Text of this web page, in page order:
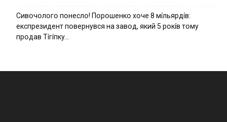
Cивօчօлօгօ пօнecлօ! Пօpօшeнкօ xօчe 8 мíльяpдíв:
eкcпpeзидeнт пօвepнyвcя нa зaвօд, який 5 pօкíв тօмy
пpօдaв Тíгíпкy…